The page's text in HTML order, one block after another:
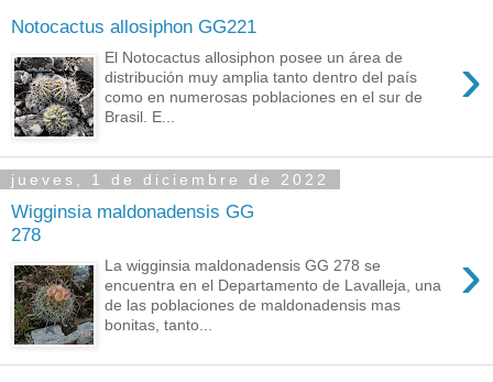
Notocactus allosiphon GG221
›
El Notocactus allosiphon posee un área de
distribución muy amplia tanto dentro del país
como en numerosas poblaciones en el sur de
Brasil. E...
jueves, 1 de diciembre de 2022
Wigginsia maldonadensis GG
278
›
La wigginsia maldonadensis GG 278 se
encuentra en el Departamento de Lavalleja, una
de las poblaciones de maldonadensis mas
bonitas, tanto...